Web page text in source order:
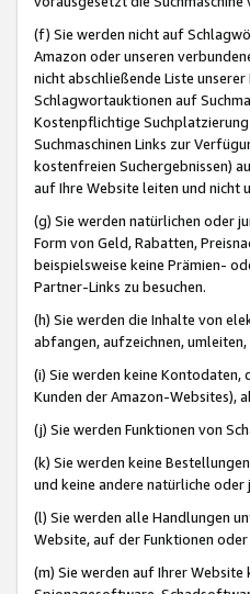
(f) Sie werden nicht auf
Amazon oder unseren
nicht abschließende Liste
Schlagwortauktionen auf
Kostenpflichtige Suchplatzierung
Suchmaschinen Links zur
kostenfreien Suchergebnissen)
auf Ihre Website leiten und
(g) Sie werden natürlichen oder
Form von Geld, Rabatten,
beispielsweise keine Prämien-
Partner-Links zu besuchen.
(h) Sie werden die Inhalte von
abfangen, aufzeichnen,
(i) Sie werden keine Kontodaten,
Kunden der Amazon-Websites),
(j) Sie werden Funktionen von
(k) Sie werden keine
und keine andere natürliche
(l) Sie werden alle Handlungen
Website, auf der Funktionen
(m) Sie werden auf Ihrer